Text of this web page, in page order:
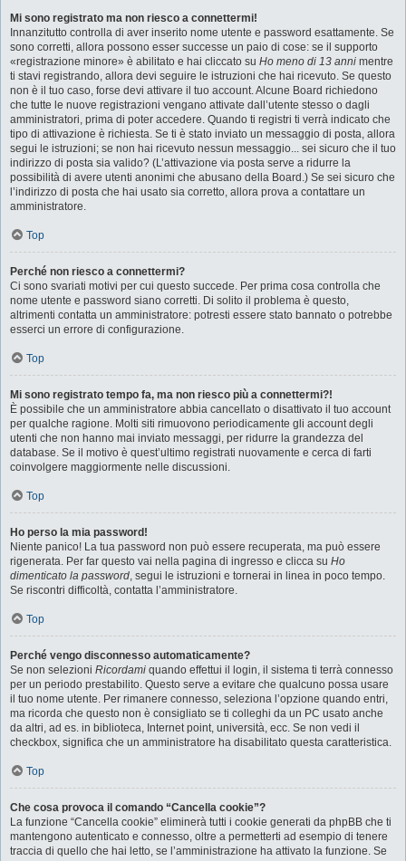
Mi sono registrato ma non riesco a connettermi!
Innanzitutto controlla di aver inserito nome utente e password esattamente. Se
sono corretti, allora possono esser successe un paio di cose: se il supporto
«registrazione minore» è abilitato e hai cliccato su Ho meno di 13 anni mentre
ti stavi registrando, allora devi seguire le istruzioni che hai ricevuto. Se questo
non è il tuo caso, forse devi attivare il tuo account. Alcune Board richiedono
che tutte le nuove registrazioni vengano attivate dall’utente stesso o dagli
amministratori, prima di poter accedere. Quando ti registri ti verrà indicato che
tipo di attivazione è richiesta. Se ti è stato inviato un messaggio di posta, allora
segui le istruzioni; se non hai ricevuto nessun messaggio... sei sicuro che il tuo
indirizzo di posta sia valido? (L’attivazione via posta serve a ridurre la
possibilità di avere utenti anonimi che abusano della Board.) Se sei sicuro che
l’indirizzo di posta che hai usato sia corretto, allora prova a contattare un
amministratore.
Top
Perché non riesco a connettermi?
Ci sono svariati motivi per cui questo succede. Per prima cosa controlla che
nome utente e password siano corretti. Di solito il problema è questo,
altrimenti contatta un amministratore: potresti essere stato bannato o potrebbe
esserci un errore di configurazione.
Top
Mi sono registrato tempo fa, ma non riesco più a connettermi?!
È possibile che un amministratore abbia cancellato o disattivato il tuo account
per qualche ragione. Molti siti rimuovono periodicamente gli account degli
utenti che non hanno mai inviato messaggi, per ridurre la grandezza del
database. Se il motivo è quest’ultimo registrati nuovamente e cerca di farti
coinvolgere maggiormente nelle discussioni.
Top
Ho perso la mia password!
Niente panico! La tua password non può essere recuperata, ma può essere
rigenerata. Per far questo vai nella pagina di ingresso e clicca su Ho
dimenticato la password, segui le istruzioni e tornerai in linea in poco tempo.
Se riscontri difficoltà, contatta l’amministratore.
Top
Perché vengo disconnesso automaticamente?
Se non selezioni Ricordami quando effettui il login, il sistema ti terrà connesso
per un periodo prestabilito. Questo serve a evitare che qualcuno possa usare
il tuo nome utente. Per rimanere connesso, seleziona l’opzione quando entri,
ma ricorda che questo non è consigliato se ti colleghi da un PC usato anche
da altri, ad es. in biblioteca, Internet point, università, ecc. Se non vedi il
checkbox, significa che un amministratore ha disabilitato questa caratteristica.
Top
Che cosa provoca il comando “Cancella cookie”?
La funzione “Cancella cookie” eliminerà tutti i cookie generati da phpBB che ti
mantengono autenticato e connesso, oltre a permetterti ad esempio di tenere
traccia di quello che hai letto, se l’amministrazione ha attivato la funzione. Se